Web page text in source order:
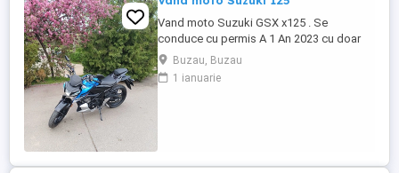
Vand moto Suzuki GSX x125 . Se
conduce cu permis A 1 An 2023 cu doar
5000km Stare impecabila , fara cazaturi
ITP valabil pana in noiembrie 2027 Revizii
si schimb de ulei in service autorizat
Buzau, Buzau
1 ianuarie